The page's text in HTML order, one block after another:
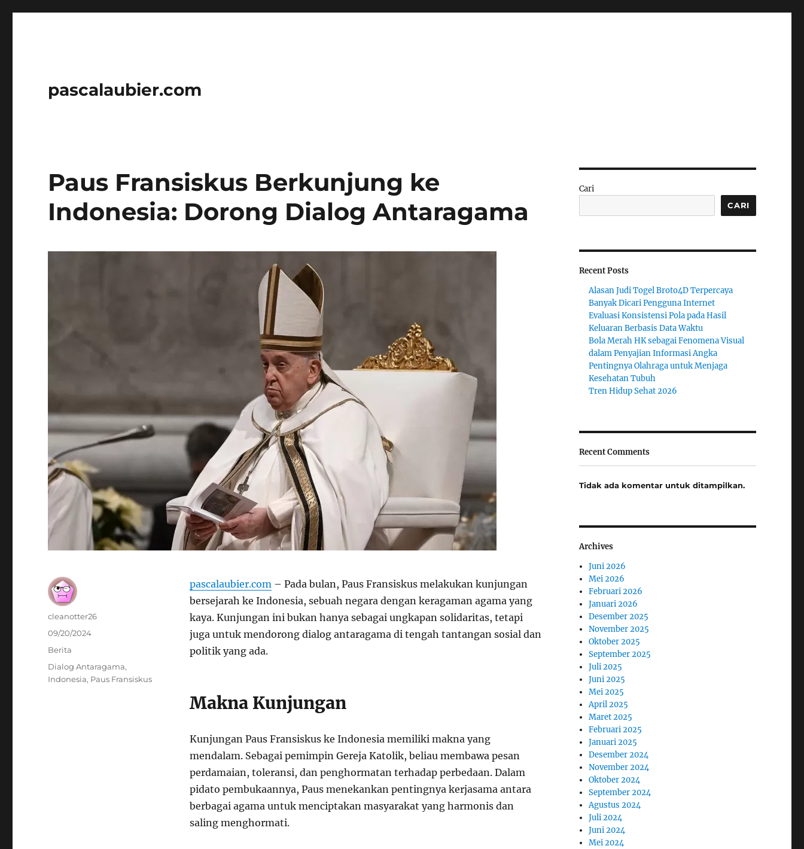
pascalaubier.com
Paus Fransiskus Berkunjung ke
Indonesia: Dorong Dialog Antaragama
pascalaubier.com– Pada bulan, Paus Fransiskus melakukan kunjungan
bersejarah ke Indonesia, sebuah negara dengan keragaman agama yang
kaya. Kunjungan ini bukan hanya sebagai ungkapan solidaritas, tetapi
juga untuk mendorong dialog antaragama di tengah tantangan sosial dan
politik yang ada.
Makna Kunjungan
Kunjungan Paus Fransiskus ke Indonesia memiliki makna yang
mendalam. Sebagai pemimpin Gereja Katolik, beliau membawa pesan
perdamaian, toleransi, dan penghormatan terhadap perbedaan. Dalam
pidato pembukaannya, Paus menekankan pentingnya kerjasama antara
berbagai agama untuk menciptakan masyarakat yang harmonis dan
saling menghormati.
Author
cleanotter26
Posted
09/20/2024
Categories
Berita
Tags
Dialog Antaragama,
Indonesia, Paus Fransiskus
Cari
CARI
Recent Posts
Alasan Judi Togel Broto4D Terpercaya
Banyak Dicari Pengguna Internet
Evaluasi Konsistensi Pola pada Hasil
Keluaran Berbasis Data Waktu
Bola Merah HK sebagai Fenomena Visual
dalam Penyajian Informasi Angka
Pentingnya Olahraga untuk Menjaga
Kesehatan Tubuh
Tren Hidup Sehat 2026
Recent Comments
Tidak ada komentar untuk ditampilkan.
Archives
Juni 2026
Mei 2026
Februari 2026
Januari 2026
Desember 2025
November 2025
Oktober 2025
September 2025
Juli 2025
Juni 2025
Mei 2025
April 2025
Maret 2025
Februari 2025
Januari 2025
Desember 2024
November 2024
Oktober 2024
September 2024
Agustus 2024
Juli 2024
Juni 2024
Mei 2024